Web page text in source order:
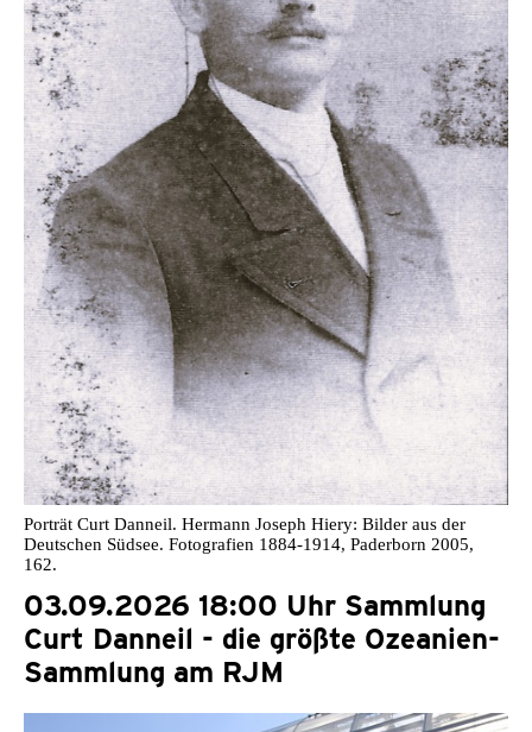
Porträt Curt Danneil. Hermann Joseph Hiery: Bilder aus der
Deutschen Südsee. Fotografien 1884-1914, Paderborn 2005,
162.
03.09.2026 18:00 Uhr Sammlung
Curt Danneil - die größte Ozeanien-
Sammlung am RJM